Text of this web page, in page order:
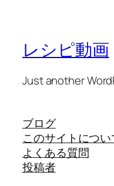
レシピ動画
Just another
ブログ
このサイトについ
よくある質問
投稿者